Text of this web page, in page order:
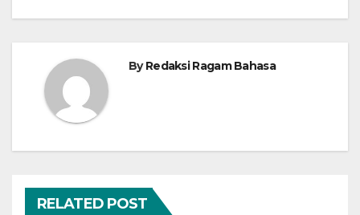
ByRedaksi Ragam Bahasa
RELATED POST